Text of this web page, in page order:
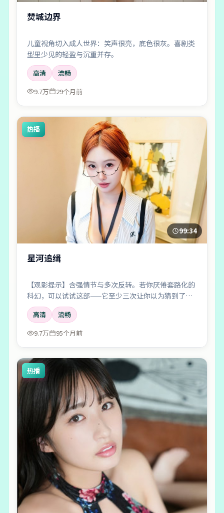
焚城边界
儿童视角切入成人世界：笑声很亮，底色很灰。喜剧类
型里少见的轻盈与沉重并存。
高清
流畅
9.7万
29个月前
热播
99:34
星河追缉
【观影提示】含强情节与多次反转。若你厌倦套路化的
科幻，可以试试这部——它至少三次让你以为猜到了真
相。
高清
流畅
9.7万
95个月前
热播